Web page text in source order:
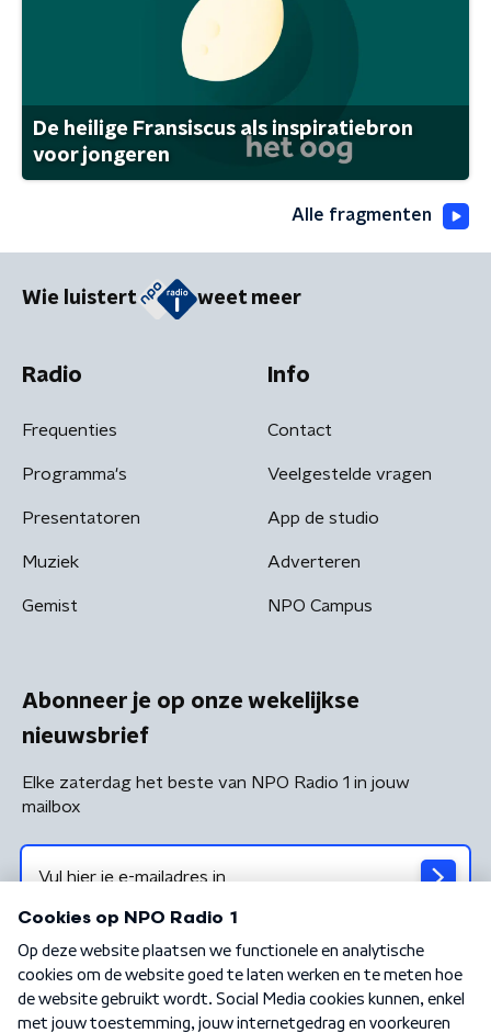
De heilige Fransiscus als inspiratiebron
voor jongeren
Alle fragmenten
Wie luistert weet meer
Radio
Frequenties
Programma's
Presentatoren
Muziek
Gemist
Info
Contact
Veelgestelde vragen
App de studio
Adverteren
NPO Campus
Abonneer je op onze wekelijkse
nieuwsbrief
Elke zaterdag het beste van NPO Radio 1 in jouw
mailbox
Algemene voorwaarden